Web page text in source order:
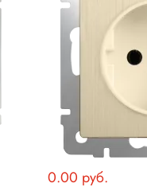
0.00 руб.